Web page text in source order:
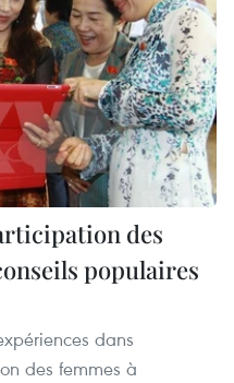
des
populaires
dans
des femmes à